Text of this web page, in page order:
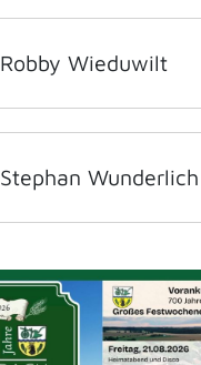
Robby Wieduwilt
Stephan Wunderlich